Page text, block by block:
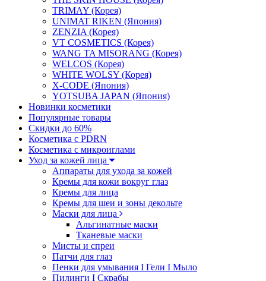
TRIMAY (Корея)
UNIMAT RIKEN (Япония)
ZENZIA (Корея)
VT COSMETICS (Корея)
WANG TA MISORANG (Корея)
WELCOS (Корея)
WHITE WOLSY (Корея)
X-CODE (Япония)
YOTSUBA JAPAN (Япония)
Новинки косметики
Популярные товары
Скидки до 60%
Косметика с PDRN
Косметика с микроиглами
Уход за кожей лица
Аппараты для ухода за кожей
Кремы для кожи вокруг глаз
Кремы для лица
Кремы для шеи и зоны декольте
Маски для лица
Альгинатные маски
Тканевые маски
Мисты и спреи
Патчи для глаз
Пенки для умывания I Гели I Мыло
Пилинги I Cкрабы